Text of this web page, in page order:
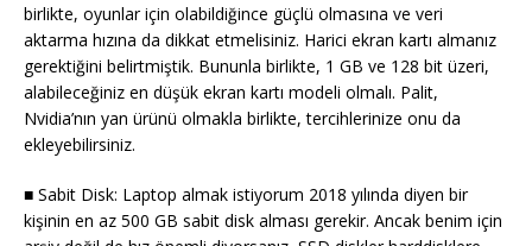
birlikte, oyunlar için olabildiğince güçlü olmasına ve veri
aktarma hızına da dikkat etmelisiniz. Harici ekran kartı almanız
gerektiğini belirtmiştik. Bununla birlikte, 1 GB ve 128 bit üzeri,
alabileceğiniz en düşük ekran kartı modeli olmalı. Palit,
Nvidia’nın yan ürünü olmakla birlikte, tercihlerinize onu da
ekleyebilirsiniz.
■ Sabit Disk: Laptop almak istiyorum 2018 yılında diyen bir
kişinin en az 500 GB sabit disk alması gerekir. Ancak benim için